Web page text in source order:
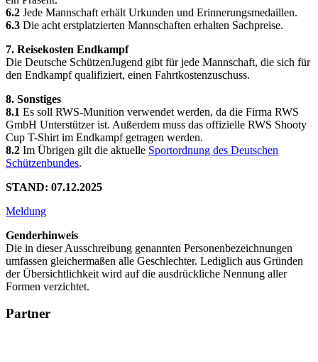
6.2 Jede Mannschaft erhält Urkunden und Erinnerungsmedaillen.
6.3 Die acht erstplatzierten Mannschaften erhalten Sachpreise.
7. Reisekosten Endkampf
Die Deutsche SchützenJugend gibt für jede Mannschaft, die sich für
den Endkampf qualifiziert, einen Fahrtkostenzuschuss.
8. Sonstiges
8.1 Es soll RWS-Munition verwendet werden, da die Firma RWS
GmbH Unterstützer ist. Außerdem muss das offizielle RWS Shooty
Cup T-Shirt im Endkampf getragen werden.
8.2 Im Übrigen gilt die aktuelle Sportordnung des Deutschen
Schützenbundes.
STAND: 07.12.2025
Meldung
Genderhinweis
Die in dieser Ausschreibung genannten Personenbezeichnungen
umfassen gleichermaßen alle Geschlechter. Lediglich aus Gründen
der Übersichtlichkeit wird auf die ausdrückliche Nennung aller
Formen verzichtet.
Partner